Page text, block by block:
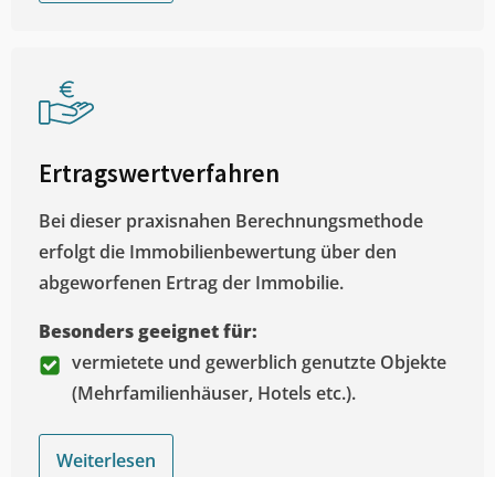
Ertragswertverfahren
Bei dieser praxisnahen Berechnungsmethode
erfolgt die Immobilienbewertung über den
abgeworfenen Ertrag der Immobilie.
Besonders geeignet für:
vermietete und gewerblich genutzte Objekte
(Mehrfamilienhäuser, Hotels etc.).
Weiterlesen